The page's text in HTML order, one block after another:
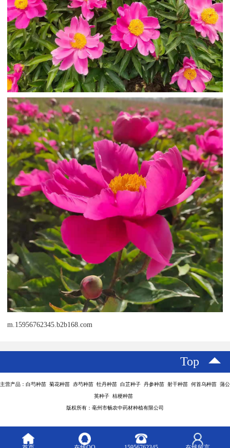
m.15956762345.b2b168.com
Top
主营产品：白芍种苗 菊花种苗 赤芍种苗 牡丹种苗 白芷种子 丹参种苗 射干种苗 何首乌种苗 蒲公
英种子 桔梗种苗
版权所有：亳州市畅农中药材种植有限公司